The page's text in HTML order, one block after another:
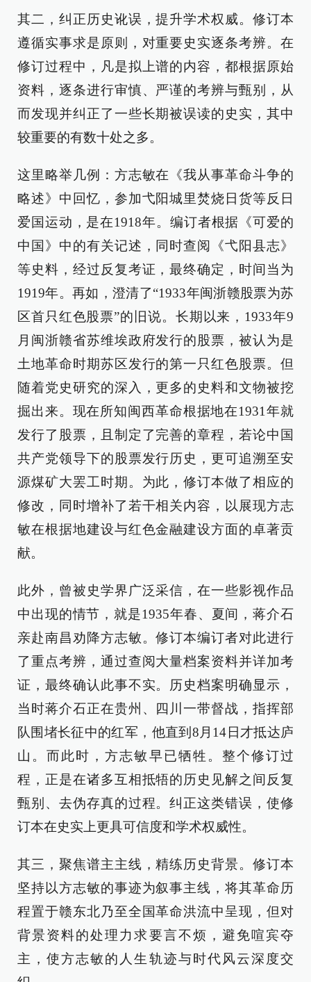
其二，纠正历史讹误，提升学术权威。修订本
遵循实事求是原则，对重要史实逐条考辨。在
修订过程中，凡是拟上谱的内容，都根据原始
资料，逐条进行审慎、严谨的考辨与甄别，从
而发现并纠正了一些长期被误读的史实，其中
较重要的有数十处之多。
这里略举几例：方志敏在《我从事革命斗争的
略述》中回忆，参加弋阳城里焚烧日货等反日
爱国运动，是在1918年。编订者根据《可爱的
中国》中的有关记述，同时查阅《弋阳县志》
等史料，经过反复考证，最终确定，时间当为
1919年。再如，澄清了“1933年闽浙赣股票为苏
区首只红色股票”的旧说。长期以来，1933年9
月闽浙赣省苏维埃政府发行的股票，被认为是
土地革命时期苏区发行的第一只红色股票。但
随着党史研究的深入，更多的史料和文物被挖
掘出来。现在所知闽西革命根据地在1931年就
发行了股票，且制定了完善的章程，若论中国
共产党领导下的股票发行历史，更可追溯至安
源煤矿大罢工时期。为此，修订本做了相应的
修改，同时增补了若干相关内容，以展现方志
敏在根据地建设与红色金融建设方面的卓著贡
献。
此外，曾被史学界广泛采信，在一些影视作品
中出现的情节，就是1935年春、夏间，蒋介石
亲赴南昌劝降方志敏。修订本编订者对此进行
了重点考辨，通过查阅大量档案资料并详加考
证，最终确认此事不实。历史档案明确显示，
当时蒋介石正在贵州、四川一带督战，指挥部
队围堵长征中的红军，他直到8月14日才抵达庐
山。而此时，方志敏早已牺牲。整个修订过
程，正是在诸多互相抵牾的历史见解之间反复
甄别、去伪存真的过程。纠正这类错误，使修
订本在史实上更具可信度和学术权威性。
其三，聚焦谱主主线，精练历史背景。修订本
坚持以方志敏的事迹为叙事主线，将其革命历
程置于赣东北乃至全国革命洪流中呈现，但对
背景资料的处理力求要言不烦，避免喧宾夺
主，使方志敏的人生轨迹与时代风云深度交